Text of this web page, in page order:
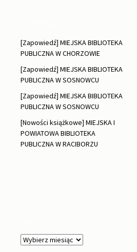
[Zapowiedź] MIEJSKA BIBLIOTEKA
PUBLICZNA W CHORZOWIE
[Zapowiedź] MIEJSKA BIBLIOTEKA
PUBLICZNA W SOSNOWCU
[Zapowiedź] MIEJSKA BIBLIOTEKA
PUBLICZNA W SOSNOWCU
[Nowości książkowe] MIEJSKA I
POWIATOWA BIBLIOTEKA
PUBLICZNA W RACIBORZU
Archiwa